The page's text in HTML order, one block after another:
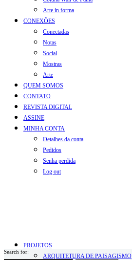
Arte.in.forma
CONEXÕES
Conectadas
Notas
Social
Mostras
Arte
QUEM SOMOS
CONTATO
REVISTA DIGITAL
ASSINE
MINHA CONTA
Detalhes da conta
Pedidos
Senha perdida
Log out
PROJETOS
ARQUITETURA DE PAISAGISMO
Search for: